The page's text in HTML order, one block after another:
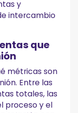
y
intercambio
que
métricas son
Entre las
totales, las
proceso y el